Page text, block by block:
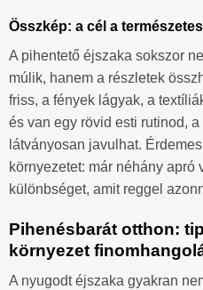
Összkép: a cél a
A pihentető éjszaka sokszor
múlik, hanem a részletek
friss, a fények lágyak, a
és van egy rövid esti rutinod,
látványosan javulhat.
környezetet: már néhány apró
különbséget, amit reggel
Pihenésbarát otthon:
környezet
A nyugodt éjszaka gyakran